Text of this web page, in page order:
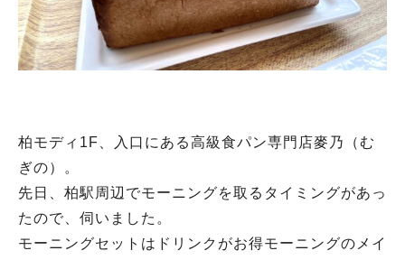
柏モディ1F、入口にある高級食パン専門店麥乃（む
ぎの）。
先日、柏駅周辺でモーニングを取るタイミングがあっ
たので、伺いました。
モーニングセットはドリンクがお得モーニングのメイ